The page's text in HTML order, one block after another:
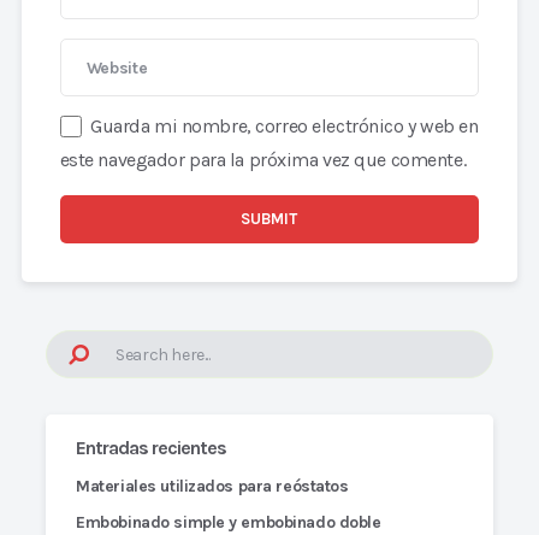
Entradas recientes
Materiales utilizados para reóstatos
Embobinado simple y embobinado doble
Guarda mi nombre, correo electrónico y web en
este navegador para la próxima vez que comente.